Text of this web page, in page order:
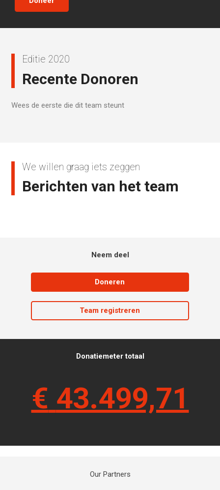
Editie 2020
Recente Donoren
Wees de eerste die dit team steunt
We willen graag iets zeggen
Berichten van het team
Neem deel
Doneren
Team registreren
Donatiemeter totaal
€ 43.499,71
Our Partners